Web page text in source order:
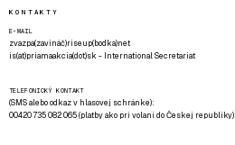
KONTAKTY
E-MAIL
zvazpa(zavináč)riseup(bodka)net
is(at)priamaakcia(dot)sk - International Secretariat
TELEFONICKÝ KONTAKT
(SMS alebo odkaz v hlasovej schránke):
00420 735 082 065 (platby ako pri volaní do Českej republiky)